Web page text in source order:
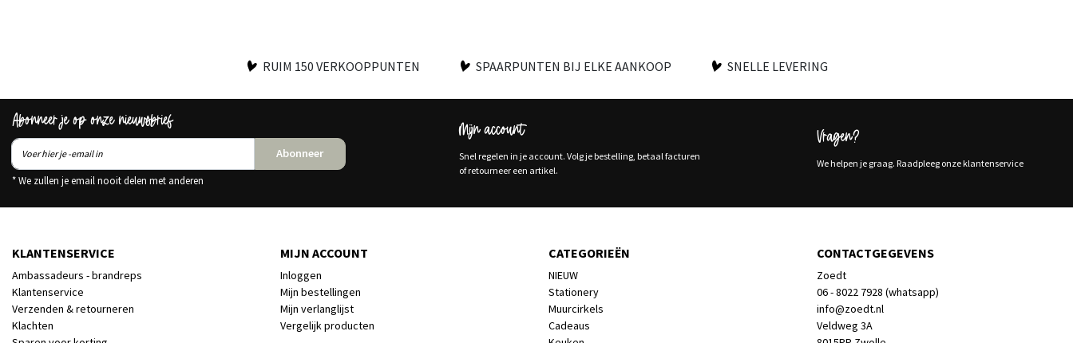
RUIM 150 VERKOOPPUNTEN SPAARPUNTEN BIJ ELKE AANKOOP SNELLE LEVERING
Abonneer je op onze nieuwsbrief
Abonneer
* We zullen je email nooit delen met anderen
Mijn account
Snel regelen in je account. Volg je bestelling, betaal facturen
of retourneer een artikel.
Vragen?
We helpen je graag. Raadpleeg onze klantenservice
KLANTENSERVICE
Ambassadeurs - brandreps
Klantenservice
Verzenden & retourneren
Klachten
MIJN ACCOUNT
Inloggen
Mijn bestellingen
Mijn verlanglijst
Vergelijk producten
CATEGORIEËN
NIEUW
Stationery
Muurcirkels
Cadeaus
CONTACTGEGEVENS
Zoedt
06 - 8022 7928 (whatsapp)
info@zoedt.nl
Veldweg 3A